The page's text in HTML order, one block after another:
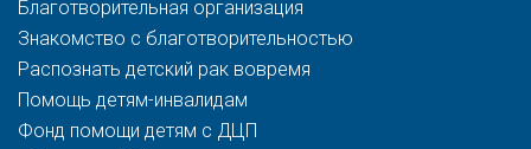
Благотворительная организация
Знакомство с благотворительностью
Распознать детский рак вовремя
Помощь детям-инвалидам
Фонд помощи детям с ДЦП